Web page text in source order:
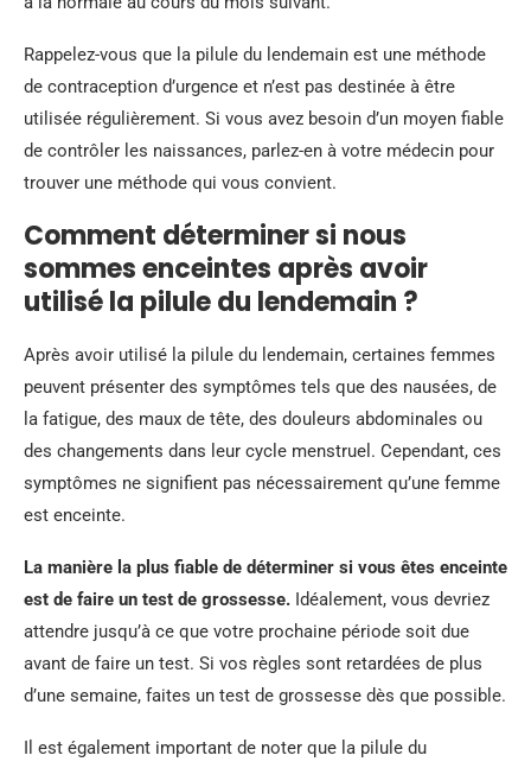
Rappelez-vous que la pilule du lendemain est une méthode
de contraception d’urgence et n’est pas destinée à être
utilisée régulièrement. Si vous avez besoin d’un moyen fiable
de contrôler les naissances, parlez-en à votre médecin pour
trouver une méthode qui vous convient.
Comment déterminer si nous
sommes enceintes après avoir
utilisé la pilule du lendemain ?
Après avoir utilisé la pilule du lendemain, certaines femmes
peuvent présenter des symptômes tels que des nausées, de
la fatigue, des maux de tête, des douleurs abdominales ou
des changements dans leur cycle menstruel. Cependant, ces
symptômes ne signifient pas nécessairement qu’une femme
est enceinte.
La manière la plus fiable de déterminer si vous êtes enceinte
est de faire un test de grossesse. Idéalement, vous devriez
attendre jusqu’à ce que votre prochaine période soit due
avant de faire un test. Si vos règles sont retardées de plus
d’une semaine, faites un test de grossesse dès que possible.
Il est également important de noter que la pilule du